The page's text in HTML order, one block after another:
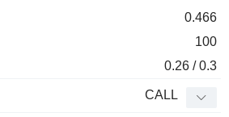
0.466
100
0.26 / 0.3
CALL